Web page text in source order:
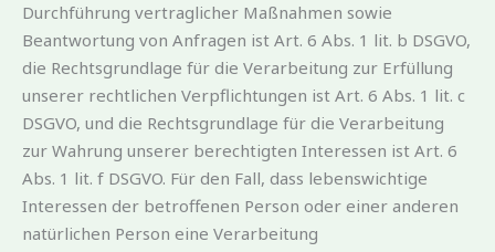
Durchführung vertraglicher Maßnahmen sowie
Beantwortung von Anfragen ist Art. 6 Abs. 1 lit. b DSGVO,
die Rechtsgrundlage für die Verarbeitung zur Erfüllung
unserer rechtlichen Verpflichtungen ist Art. 6 Abs. 1 lit. c
DSGVO, und die Rechtsgrundlage für die Verarbeitung
zur Wahrung unserer berechtigten Interessen ist Art. 6
Abs. 1 lit. f DSGVO. Für den Fall, dass lebenswichtige
Interessen der betroffenen Person oder einer anderen
natürlichen Person eine Verarbeitung